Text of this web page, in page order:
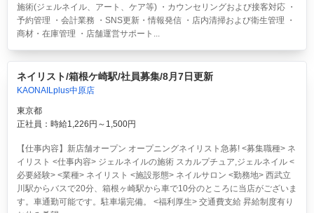
施術(ジェルネイル、アート、ケア等) ・カウンセリングおよび接客対応 ・
予約管理 ・会計業務 ・SNS更新・情報発信 ・店内清掃および衛生管理 ・
商材・在庫管理 ・店舗運営サポート...
ネイリスト/箱根ケ崎駅/社員募集/8月7日更新
KAONAILplus中原店
東京都
正社員：時給1,226円～1,500円
【仕事内容】新店舗オープン オープニングネイリスト急募! <募集職種> ネ
イリスト <仕事内容> ジェルネイルの施術 スカルプチュア,ジェルネイル <
必要経験> <業種> ネイリスト <施設形態> ネイルサロン <勤務地> 西武立
川駅からバスで20分、箱根ヶ崎駅から車で10分のところに当店がございま
す。車通勤可能です。駐車場完備。 <福利厚生> 交通費支給 昇給制度有り